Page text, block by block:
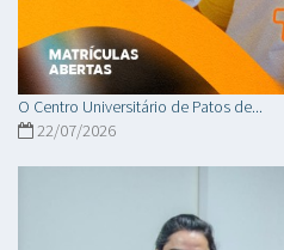
O Centro Universitário de Patos de...
22/07/2026